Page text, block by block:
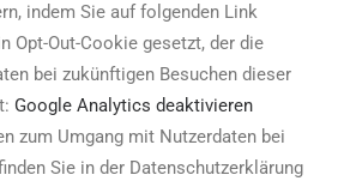
indem Sie auf folgenden Link
Opt-Out-Cookie gesetzt, der die
bei zukünftigen Besuchen dieser
Google Analytics deaktivieren
zum Umgang mit Nutzerdaten bei
Sie in der Datenschutzerklärung